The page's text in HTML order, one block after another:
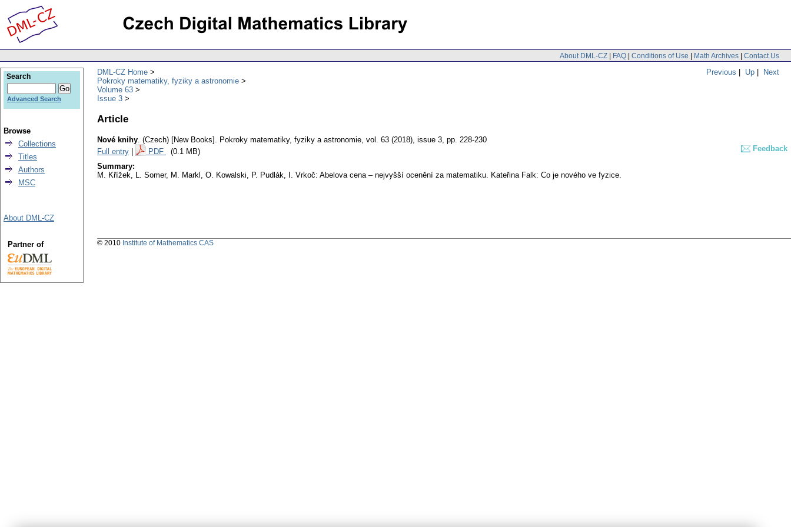
About DML-CZ | FAQ | Conditions of Use | Math Archives | Contact Us
Previous | Up | Next
DML-CZ Home
Pokroky matematiky, fyziky a astronomie
Volume 63
Issue 3
Article
Nové knihy. (Czech) [New Books]. Pokroky matematiky, fyziky a astronomie, vol. 63 (2018), issue 3, pp. 228-230
Full entry
PDF (0.1 MB)
Feedback
Summary:
M. Křížek, L. Somer, M. Markl, O. Kowalski, P. Pudlák, I. Vrkoč: Abelova cena – nejvyšší ocenění za matematiku. Kateřina Falk: Co je nového ve fyzice.
Search
Advanced Search
Browse
Collections
Titles
Authors
MSC
About DML-CZ
Partner of © 2010 Institute of Mathematics CAS